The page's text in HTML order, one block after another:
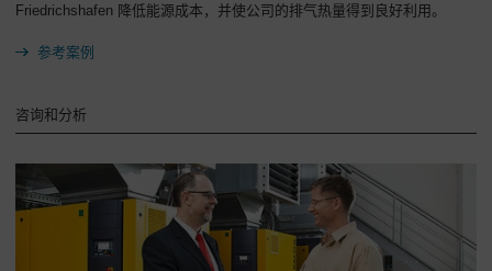
Friedrichshafen 降低能源成本，并使公司的排气热量得到良好利用。
参考案例
咨询和分析